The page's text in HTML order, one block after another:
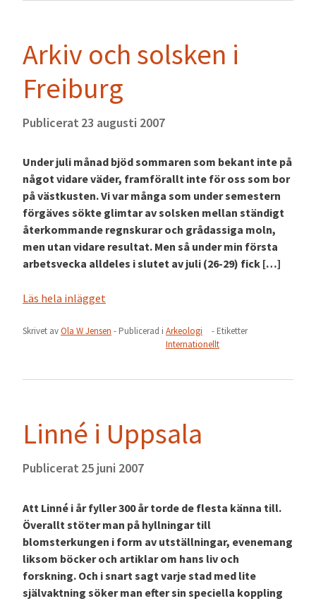
Arkiv och solsken i
Freiburg
Publicerat 23 augusti 2007
Under juli månad bjöd sommaren som bekant inte på
något vidare väder, framförallt inte för oss som bor
på västkusten. Vi var många som under semestern
förgäves sökte glimtar av solsken mellan ständigt
återkommande regnskurar och grådassiga moln,
men utan vidare resultat. Men så under min första
arbetsvecka alldeles i slutet av juli (26-29) fick […]
Läs hela inlägget
Skrivet avOla W Jensen - Publicerad i Arkeologi
- Etiketter
Internationellt
Linné i Uppsala
Publicerat 25 juni 2007
Att Linné i år fyller 300 år torde de flesta känna till.
Överallt stöter man på hyllningar till
blomsterkungen i form av utställningar, evenemang
liksom böcker och artiklar om hans liv och
forskning. Och i snart sagt varje stad med lite
självaktning söker man efter sin speciella koppling